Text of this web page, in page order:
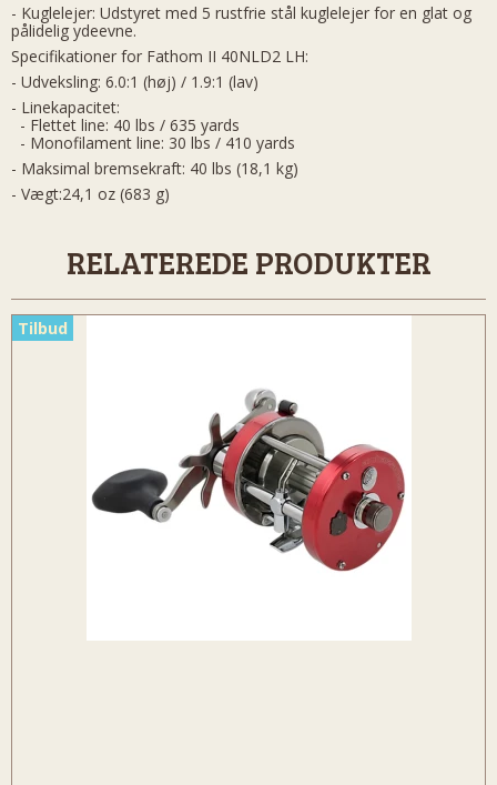
- Kuglelejer: Udstyret med 5 rustfrie stål kuglelejer for en glat og
pålidelig ydeevne.
Specifikationer for Fathom II 40NLD2 LH:
- Udveksling: 6.0:1 (høj) / 1.9:1 (lav)
- Linekapacitet:
- Flettet line: 40 lbs / 635 yards
- Monofilament line: 30 lbs / 410 yards
- Maksimal bremsekraft: 40 lbs (18,1 kg)
- Vægt:24,1 oz (683 g)
RELATEREDE PRODUKTER
Tilbud